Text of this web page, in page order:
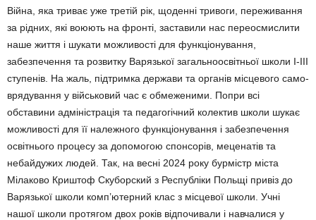
Війна, яка триває уже третій рік, щоденні тривоги, переживання
за рідних, які воюють на фронті, заставили нас переосмислити
наше життя і шукати можли­вості для функціонування,
забезпечення та розвитку Варязької загальноосвітньої школи І-ІІІ
ступенів. На жаль, підтримка держави та органів місцевого само­
врядування у військовий час є обмеженими. Попри всі
обставини адміністрація та педагогічний колектив школи шукає
можливості для її належного функціону­вання і забезпечення
освіт­нього процесу за допомо­гою спонсорів, меценатів та
небайдужих людей. Так, на весні 2024 року бурмістр міста
Мілаково Криштоф Скуборский з Республіки Польщі привіз до
Варязької школи комп’ютерний клас з місцевої школи. Учні
нашої школи протягом двох років відпочивали і навчали­ся у